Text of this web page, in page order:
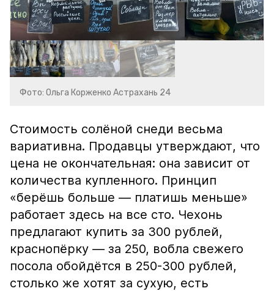
Фото: Ольга Корженко Астрахань 24
Стоимость солёной снеди весьма
вариативна. Продавцы утверждают, что
цена не окончательная: она зависит от
количества купленного. Принцип
«берёшь больше — платишь меньше»
работает здесь на все сто. Чехонь
предлагают купить за 300 рублей,
краснопёрку — за 250, вобла свежего
посола обойдётся в 250-300 рублей,
столько же хотят за сухую, есть